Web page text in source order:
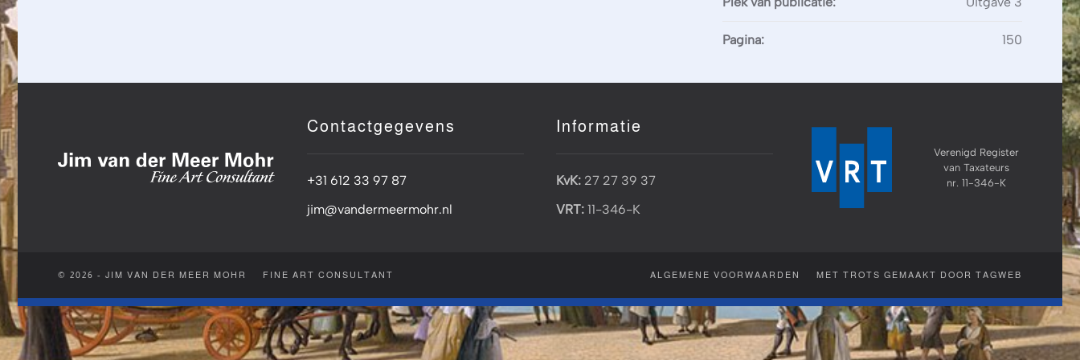
Pagina: 150
Contactgegevens
+31 612 33 97 87
jim@vandermeermohr.nl
Informatie
KvK: 27 27 39 37
VRT: 11-346-K
Verenigd Register
van Taxateurs
nr. 11-346-K
© 2026 - JIM VAN DER MEER MOHR FINE ART CONSULTANT ALGEMENE VOORWAARDEN MET TROTS GEMAAKT DOOR TAGWEB